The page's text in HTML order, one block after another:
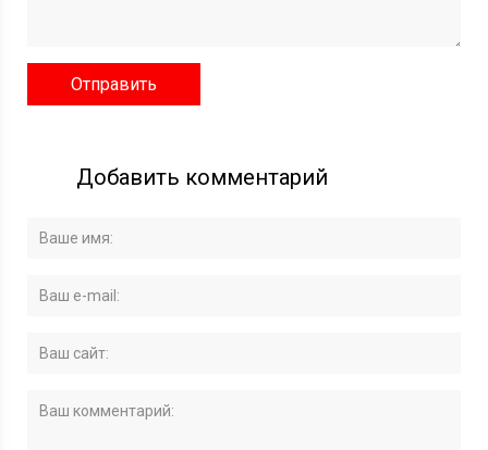
Добавить комментарий